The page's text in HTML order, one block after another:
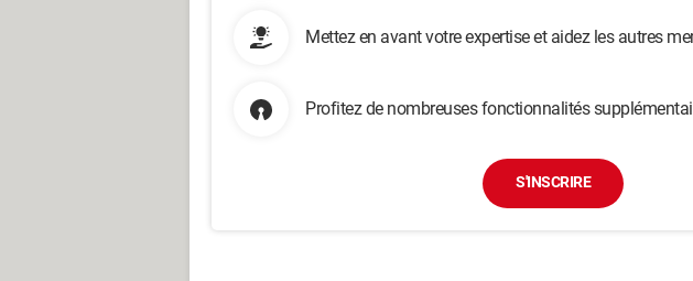
Mettez en avant votre expertise et aidez les autres
Profitez de nombreuses fonctionnalités
S'INSCRIRE